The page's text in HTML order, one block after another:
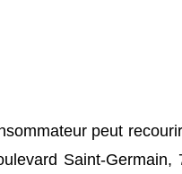
peut
Saint-Germain,